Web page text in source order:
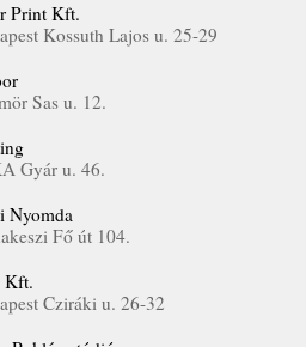
Print Kft.
Kossuth Lajos u. 25-29
Sas u. 12.
Gyár u. 46.
Nyomda
Fő út 104.
Kft.
Cziráki u. 26-32